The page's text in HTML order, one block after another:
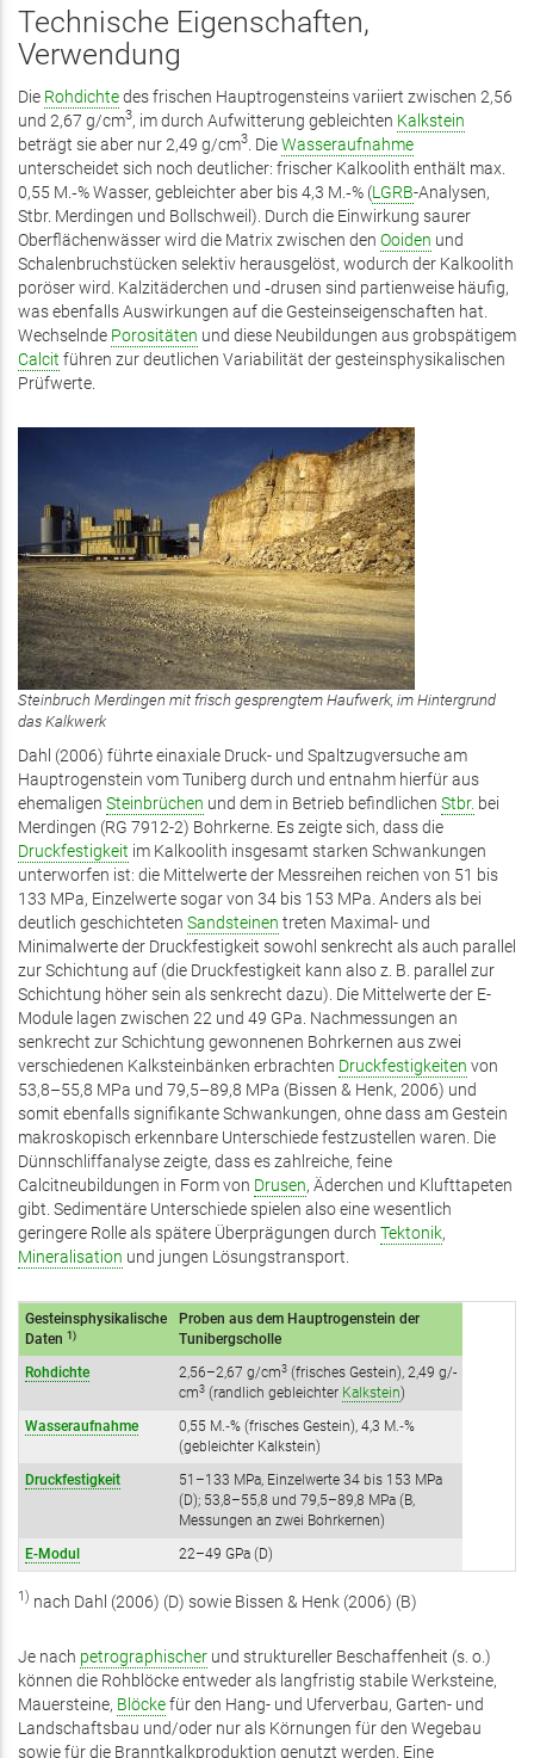
Technische Eigenschaften,
Verwendung
Die Rohdichtedes frischen Hauptrogensteins variiert zwischen 2,56
und 2,67 g/­cm3, im durch Aufwitterung gebleichten Kalkstein
beträgt sie aber nur 2,49 g/­cm3. DieWasseraufnahme
unterscheidet sich noch deutlicher: frischer Kalkoolith enthält max.
0,55 M.‑% Wasser, gebleichter aber bis 4,3 M.‑% (LGRB-Analysen,
Stbr. Merdingen und Bollschweil). Durch die Einwirkung saurer
Oberflächenwässer wird die Matrix zwischen den Ooiden und
Schalenbruchstücken selektiv herausgelöst, wodurch der Kalkoolith
poröser wird. Kalzitäderchen und ‑drusen sind partienweise häufig,
was ebenfalls Auswirkungen auf die Gesteinseigenschaften hat.
Wechselnde Porositäten und diese Neubildungen aus grobspätigem
Calcit führen zur deutlichen Variabilität der gesteinsphysikalischen
Prüfwerte.
Steinbruch Merdingen mit frisch gesprengtem Haufwerk, im Hintergrund
das Kalkwerk
Dahl (2006) führte einaxiale Druck- und Spaltzugversuche am
Hauptrogenstein vom Tuniberg durch und entnahm hierfür aus
ehemaligen Steinbrüchen und dem in Betrieb befindlichen Stbr. bei
Merdingen (RG 7912-2) Bohrkerne. Es zeigte sich, dass die
Druckfestigkeit im Kalkoolith insgesamt starken Schwankungen
unterworfen ist: die Mittelwerte der Messreihen reichen von 51 bis
133 MPa, Einzelwerte sogar von 34 bis 153 MPa. Anders als bei
deutlich geschichteten Sandsteinen treten Maximal- und
Minimalwerte der Druckfestigkeit sowohl senkrecht als auch parallel
zur Schichtung auf (die Druckfestigkeit kann also z. B. parallel zur
Schichtung höher sein als senkrecht dazu). Die Mittelwerte der E-
Module lagen zwischen 22 und 49 GPa. Nachmessungen an
senkrecht zur Schichtung gewonnenen Bohrkernen aus zwei
verschiedenen Kalksteinbänken erbrachten Druckfestigkeiten von
53,8–55,8 MPa und 79,5–89,8 MPa (Bissen & Henk, 2006) und
somit ebenfalls signifikante Schwankungen, ohne dass am Gestein
makroskopisch erkennbare Unterschiede festzustellen waren. Die
Dünnschliffanalyse zeigte, dass es zahlreiche, feine
Calcitneubildungen in Form von Drusen, Äderchen und Klufttapeten
gibt. Sedimentäre Unterschiede spielen also eine wesentlich
geringere Rolle als spätere Überprägungen durch Tektonik,
Mineralisation und jungen Lösungstransport.
Gesteinsphysikalische
Daten 1)
Proben aus dem Hauptrogenstein der
Tunibergscholle
Rohdichte
2,56–2,67 g/cm3 (frisches Gestein), 2,49 g/­
cm3 (randlich gebleichter Kalkstein)
Wasseraufnahme
0,55 M.‑% (frisches Gestein), 4,3 M.‑%
(gebleichter Kalkstein)
Druckfestigkeit
51–133 MPa, Einzelwerte 34 bis 153 MPa
(D); 53,8–55,8 und 79,5–89,8 MPa (B,
Messungen an zwei Bohrkernen)
E-Modul
22–49 GPa (D)
1) nach Dahl (2006) (D) sowie Bissen & Henk (2006) (B)
Je nach petrographischer und struktureller Beschaffenheit (s. o.)
können die Rohblöcke entweder als langfristig stabile Werksteine,
Mauersteine, Blöckefür den Hang- und Uferverbau, Garten- und
Landschaftsbau und/oder nur als Körnungen für den Wegebau
sowie für die Branntkalkproduktion genutzt werden. Eine